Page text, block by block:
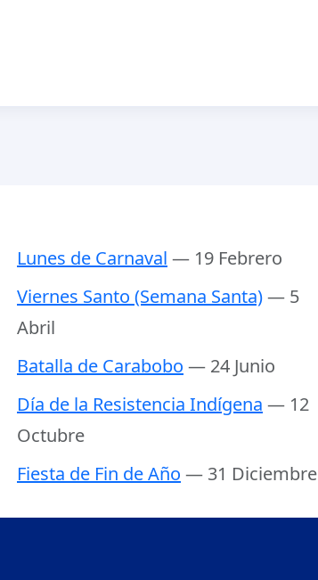
Lunes de Carnaval — 19 Febrero
Viernes Santo (Semana Santa)— 5
Abril
Batalla de Carabobo — 24 Junio
Día de la Resistencia Indígena — 12
Octubre
Fiesta de Fin de Año — 31 Diciembre